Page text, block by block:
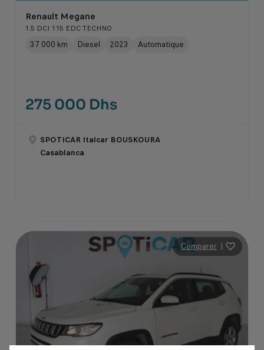
Renault Megane
1.5 DCI 115 EDC TECHNO
37 000 km Diesel 2023 Automatique
275 000 Dhs
SPOTICAR Italcar BOUSKOURA
Casablanca
Comparer |